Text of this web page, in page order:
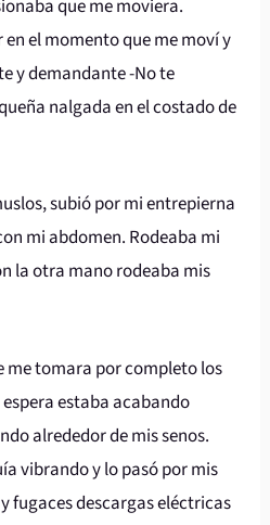
que me moviera.
el momento que me moví y
y demandante -No te
nalgada en el costado de
subió por mi entrepierna
mi abdomen. Rodeaba mi
la otra mano rodeaba mis
me tomara por completo los
estaba acabando
alrededor de mis senos.
vibrando y lo pasó por mis
fugaces descargas eléctricas